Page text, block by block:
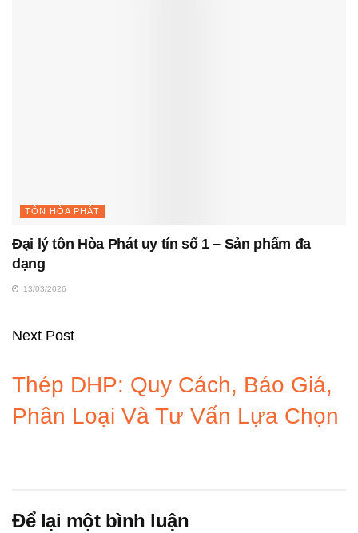
TÔN HÒA PHÁT
Đại lý tôn Hòa Phát uy tín số 1 – Sản phẩm đa
dạng
13/03/2026
Next Post
Thép DHP: Quy Cách, Báo Giá,
Phân Loại Và Tư Vấn Lựa Chọn
Để lại một bình luận